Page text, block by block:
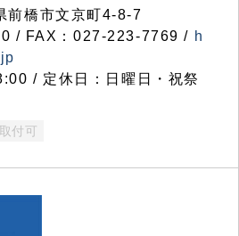
橋市文京町4-8-7
/ FAX：027-223-7769 / h
/ 定休日：日曜日・祝祭
付可